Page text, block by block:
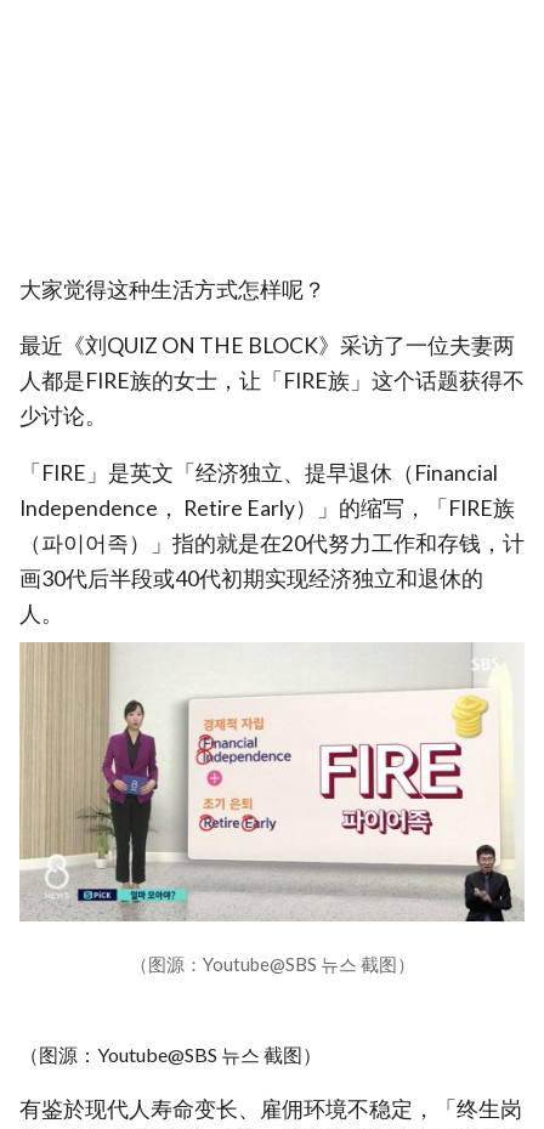
大家觉得这种生活方式怎样呢？
最近《刘QUIZ ON THE BLOCK》采访了一位夫妻两
人都是FIRE族的女士，让「FIRE族」这个话题获得不
少讨论。
「FIRE」是英文「经济独立、提早退休（Financial
Independence， Retire Early）」的缩写，「FIRE族
（파이어족）」指的就是在20代努力工作和存钱，计
画30代后半段或40代初期实现经济独立和退休的
人。
（图源：Youtube@SBS 뉴스 截图）
（图源：Youtube@SBS 뉴스 截图）
有鉴於现代人寿命变长、雇佣环境不稳定，「终生岗